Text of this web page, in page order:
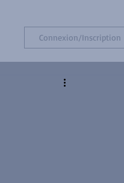
Connexion/Inscription